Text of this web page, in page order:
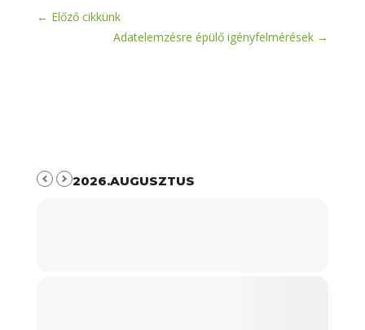
← Előző cikkünk
Adatelemzésre épülő igényfelmérések →
2026.AUGUSZTUS